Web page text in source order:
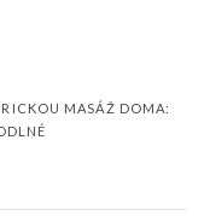
MASÁŽ DOMA: